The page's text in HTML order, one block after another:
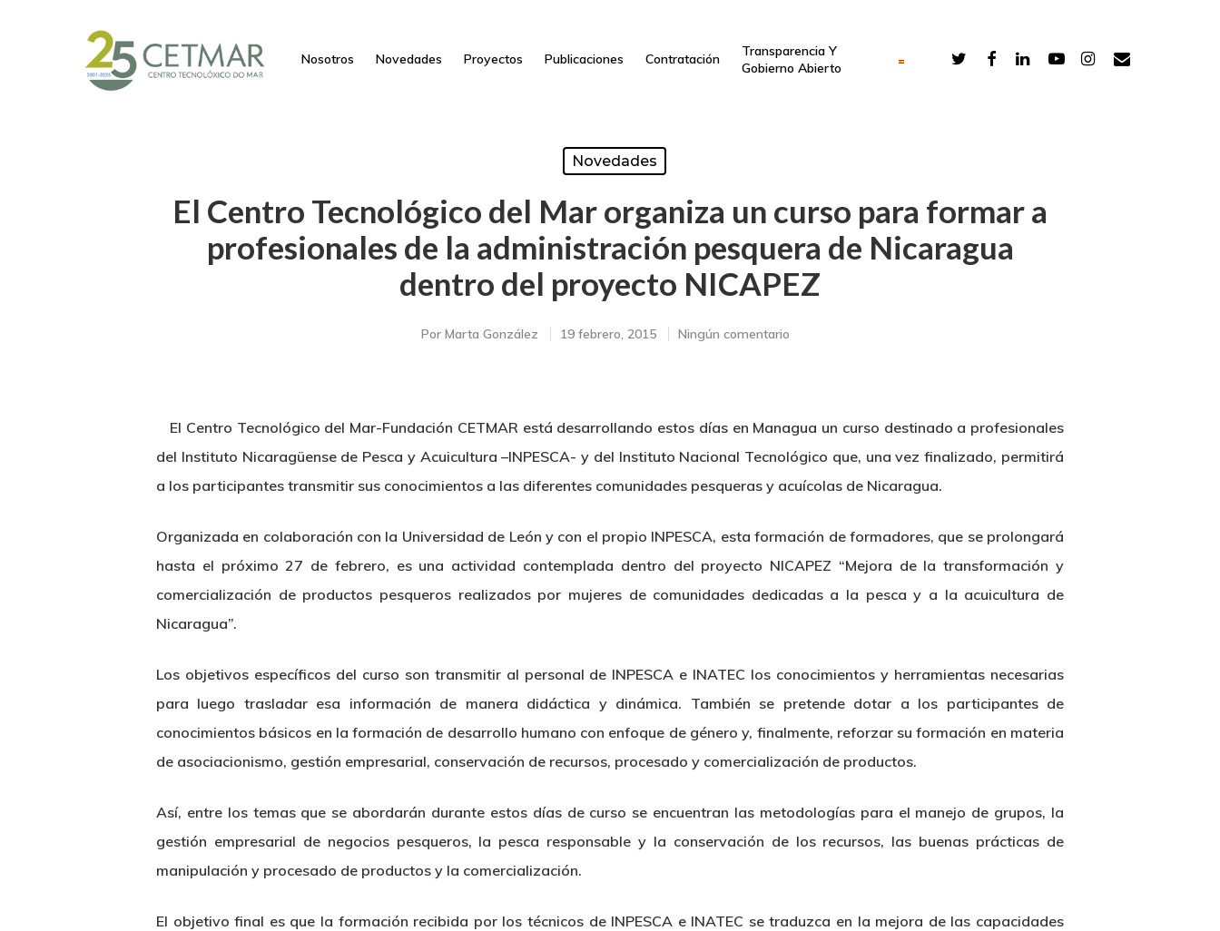
Hit enter to search or ESC to close
Nosotros Novedades Proyectos Publicaciones Contratación
Transparencia Y
Gobierno Abierto
Novedades
El Centro Tecnológico del Mar organiza un curso para formar a
profesionales de la administración pesquera de Nicaragua
dentro del proyecto NICAPEZ
Por Marta González 19 febrero, 2015 Ningún comentario
El Centro Tecnológico del Mar-Fundación CETMAR está desarrollando estos días en Managua un curso destinado a profesionales
del Instituto Nicaragüense de Pesca y Acuicultura –INPESCA- y del Instituto Nacional Tecnológico que, una vez finalizado, permitirá
a los participantes transmitir sus conocimientos a las diferentes comunidades pesqueras y acuícolas de Nicaragua.
Organizada en colaboración con la Universidad de León y con el propio INPESCA, esta formación de formadores, que se prolongará
hasta el próximo 27 de febrero, es una actividad contemplada dentro del proyecto NICAPEZ “Mejora de la transformación y
comercialización de productos pesqueros realizados por mujeres de comunidades dedicadas a la pesca y a la acuicultura de
Nicaragua”.
Los objetivos específicos del curso son transmitir al personal de INPESCA e INATEC los conocimientos y herramientas necesarias
para luego trasladar esa información de manera didáctica y dinámica. También se pretende dotar a los participantes de
conocimientos básicos en la formación de desarrollo humano con enfoque de género y, finalmente, reforzar su formación en materia
de asociacionismo, gestión empresarial, conservación de recursos, procesado y comercialización de productos.
Así, entre los temas que se abordarán durante estos días de curso se encuentran las metodologías para el manejo de grupos, la
gestión empresarial de negocios pesqueros, la pesca responsable y la conservación de los recursos, las buenas prácticas de
manipulación y procesado de productos y la comercialización.
El objetivo final es que la formación recibida por los técnicos de INPESCA e INATEC se traduzca en la mejora de las capacidades